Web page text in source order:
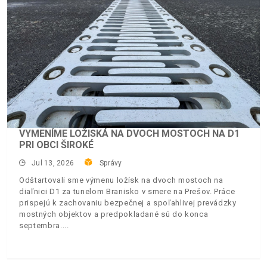
VYMENÍME LOŽISKÁ NA DVOCH MOSTOCH NA D1
PRI OBCI ŠIROKÉ
Jul 13, 2026 Správy
Odštartovali sme výmenu ložísk na dvoch mostoch na
diaľnici D1 za tunelom Branisko v smere na Prešov. Práce
prispejú k zachovaniu bezpečnej a spoľahlivej prevádzky
mostných objektov a predpokladané sú do konca
septembra.